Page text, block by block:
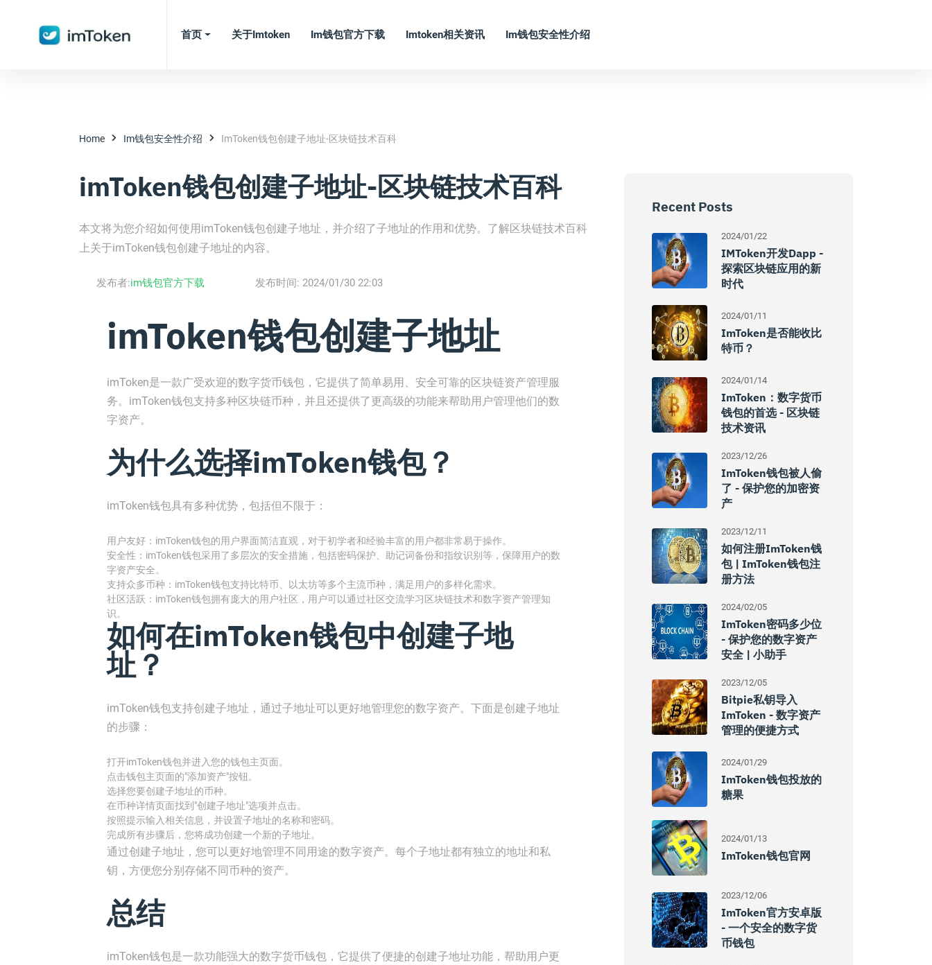
首页 关于imtoken Im钱包官方下载 Imtoken相关资讯 Im钱包安全性介绍
Home Im钱包安全性介绍 ImToken钱包创建子地址-区块链技术百科
imToken钱包创建子地址-区块链技术百科
本文将为您介绍如何使用imToken钱包创建子地址，并介绍了子地址的作用和优势。了解区块链技术百科
上关于imToken钱包创建子地址的内容。
发布者:im钱包官方下载 发布时间: 2024/01/30 22:03
imToken钱包创建子地址
imToken是一款广受欢迎的数字货币钱包，它提供了简单易用、安全可靠的区块链资产管理服
务。imToken钱包支持多种区块链币种，并且还提供了更高级的功能来帮助用户管理他们的数
字资产。
为什么选择imToken钱包？
imToken钱包具有多种优势，包括但不限于：
用户友好：imToken钱包的用户界面简洁直观，对于初学者和经验丰富的用户都非常易于操作。
安全性：imToken钱包采用了多层次的安全措施，包括密码保护、助记词备份和指纹识别等，保障用户的数
字资产安全。
支持众多币种：imToken钱包支持比特币、以太坊等多个主流币种，满足用户的多样化需求。
社区活跃：imToken钱包拥有庞大的用户社区，用户可以通过社区交流学习区块链技术和数字资产管理知
识。
如何在imToken钱包中创建子地
址？
imToken钱包支持创建子地址，通过子地址可以更好地管理您的数字资产。下面是创建子地址
的步骤：
打开imToken钱包并进入您的钱包主页面。
点击钱包主页面的"添加资产"按钮。
选择您要创建子地址的币种。
在币种详情页面找到"创建子地址"选项并点击。
按照提示输入相关信息，并设置子地址的名称和密码。
完成所有步骤后，您将成功创建一个新的子地址。
通过创建子地址，您可以更好地管理不同用途的数字资产。每个子地址都有独立的地址和私
钥，方便您分别存储不同币种的资产。
总结
imToken钱包是一款功能强大的数字货币钱包，它提供了便捷的创建子地址功能，帮助用户更
Recent Posts
2024/01/22
IMToken开发dapp -
探索区块链应用的新
时代
2024/01/11
ImToken是否能收比
特币？
2024/01/14
ImToken：数字货币
钱包的首选 - 区块链
技术资讯
2023/12/26
ImToken钱包被人偷
了 - 保护您的加密资
产
2023/12/11
如何注册imToken钱
包 | ImToken钱包注
册方法
2024/02/05
ImToken密码多少位
- 保护您的数字资产
安全 | 小助手
2023/12/05
Bitpie私钥导入
ImToken - 数字资产
管理的便捷方式
2024/01/29
ImToken钱包投放的
糖果
2024/01/13
ImToken钱包官网
2023/12/06
ImToken官方安卓版
- 一个安全的数字货
币钱包